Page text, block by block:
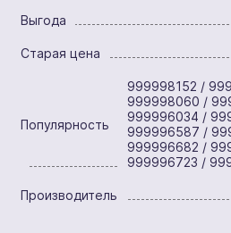
Выгода
Старая цена
Популярность
999998152 /
999998060 /
999996034 /
999996587 /
999996682 /
999996723 /
Производитель